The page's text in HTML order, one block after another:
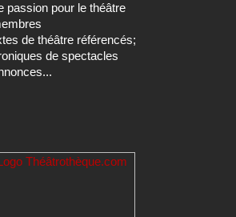
passion pour le théâtre
de théâtre référencés;
de spectacles